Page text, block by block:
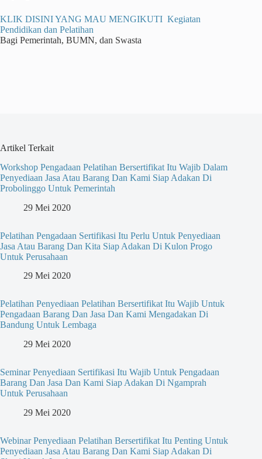
KLIK DISINI YANG MAU MENGIKUTI Kegiatan
Pendidikan dan Pelatihan
Bagi Pemerintah, BUMN, dan Swasta
Artikel Terkait
Workshop Pengadaan Pelatihan Bersertifikat Itu Wajib Dalam
Penyediaan Jasa Atau Barang Dan Kami Siap Adakan Di
Probolinggo Untuk Pemerintah
29 Mei 2020
Pelatihan Pengadaan Sertifikasi Itu Perlu Untuk Penyediaan
Jasa Atau Barang Dan Kita Siap Adakan Di Kulon Progo
Untuk Perusahaan
29 Mei 2020
Pelatihan Penyediaan Pelatihan Bersertifikat Itu Wajib Untuk
Pengadaan Barang Dan Jasa Dan Kami Mengadakan Di
Bandung Untuk Lembaga
29 Mei 2020
Seminar Penyediaan Sertifikasi Itu Wajib Untuk Pengadaan
Barang Dan Jasa Dan Kami Siap Adakan Di Ngamprah
Untuk Perusahaan
29 Mei 2020
Webinar Penyediaan Pelatihan Bersertifikat Itu Penting Untuk
Penyediaan Jasa Atau Barang Dan Kami Siap Adakan Di